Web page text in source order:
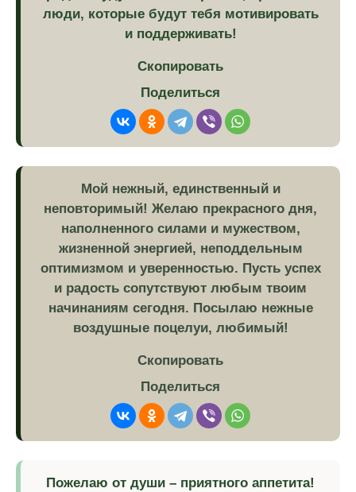
люди, которые будут тебя мотивировать
и поддерживать!
Скопировать
Поделиться
Мой нежный, единственный и
неповторимый! Желаю прекрасного дня,
наполненного силами и мужеством,
жизненной энергией, неподдельным
оптимизмом и уверенностью. Пусть успех
и радость сопутствуют любым твоим
начинаниям сегодня. Посылаю нежные
воздушные поцелуи, любимый!
Скопировать
Поделиться
Пожелаю от души – приятного аппетита!